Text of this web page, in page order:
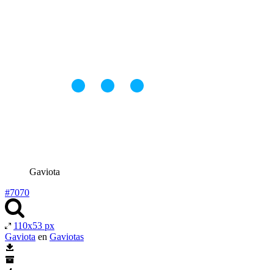
Gaviota
#7070
110x53 px
Gaviota en Gaviotas